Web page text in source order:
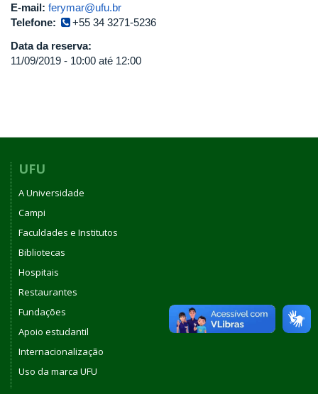
E-mail: ferymar@ufu.br
Telefone:
+55 34 3271-5236
Data da reserva:
11/09/2019 - 10:00 até 12:00
UFU
A Universidade
Campi
Faculdades e Institutos
Bibliotecas
Hospitais
Restaurantes
Fundações
Apoio estudantil
Internacionalização
Uso da marca UFU